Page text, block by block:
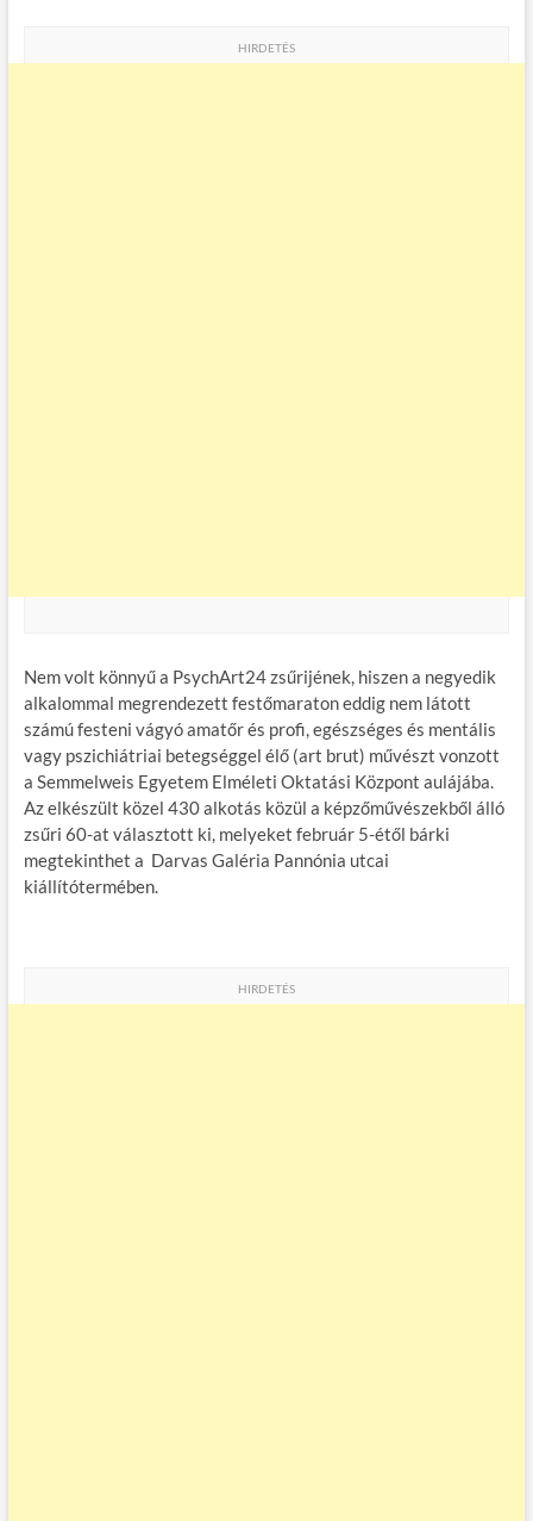
HIRDETÉS
Nem volt könnyű a PsychArt24 zsűrijének, hiszen a negyedik
alkalommal megrendezett festőmaraton eddig nem látott
számú festeni vágyó amatőr és profi, egészséges és mentális
vagy pszichiátriai betegséggel élő (art brut) művészt vonzott
a Semmelweis Egyetem Elméleti Oktatási Központ aulájába.
Az elkészült közel 430 alkotás közül a képzőművészekből álló
zsűri 60-at választott ki, melyeket február 5-étől bárki
megtekinthet a Darvas Galéria Pannónia utcai
kiállítótermében.
HIRDETÉS